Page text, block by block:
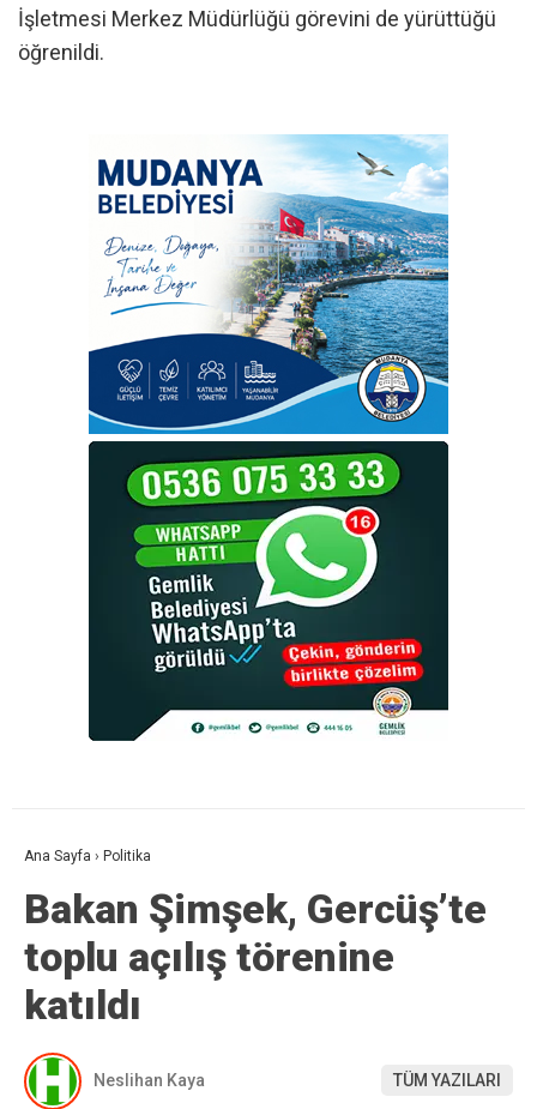
İşletmesi Merkez Müdürlüğü görevini de yürüttüğü
öğrenildi.
Ana Sayfa › Politika
Bakan Şimşek, Gercüş’te
toplu açılış törenine
katıldı
Neslihan Kaya TÜM YAZILARI